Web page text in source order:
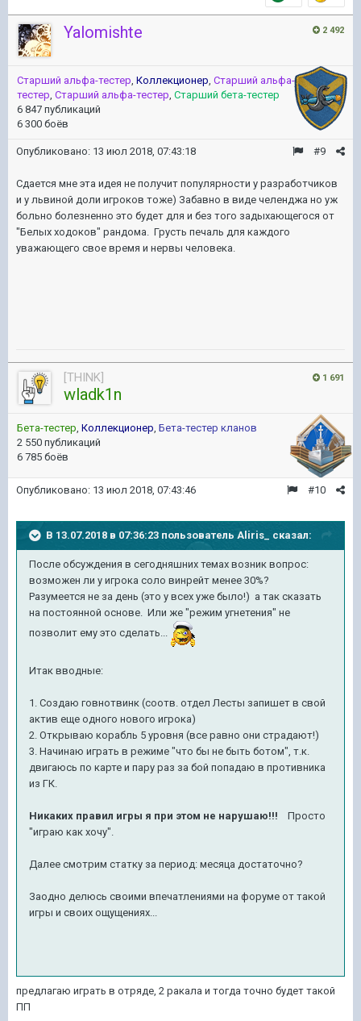
2 492
Yalomishte
Старший альфа-тестер Коллекционер Старший альфа-
тестер Старший альфа-тестер Старший бета-тестер
6 847 публикаций
6 300 боёв
#9
Опубликовано: 13 июл 2018, 07:43:18
Сдается мне эта идея не получит популярности у разработчиков
и у львиной доли игроков тоже) Забавно в виде челенджа но уж
больно болезненно это будет для и без того задыхающегося от
"Белых ходоков" рандома. Грусть печаль для каждого
уважающего свое время и нервы человека.
1 691
[THINK]
wladk1n
Бета-тестер Коллекционер Бета-тестер кланов
2 550 публикаций
6 785 боёв
#10
Опубликовано: 13 июл 2018, 07:43:46
В 13.07.2018 в 07:36:23 пользователь Aliris_ сказал:
После обсуждения в сегодняшних темах возник вопрос:
возможен ли у игрока соло винрейт менее 30%?
Разумеется не за день (это у всех уже было!) а так сказать
на постоянной основе. Или же "режим угнетения" не
позволит ему это сделать...
Итак вводные:
1. Создаю говнотвинк (соотв. отдел Лесты запишет в свой
актив еще одного нового игрока)
2. Открываю корабль 5 уровня (все равно они страдают!)
3. Начинаю играть в режиме "что бы не быть ботом", т.к.
двигаюсь по карте и пару раз за бой попадаю в противника
из ГК.
Никаких правил игры я при этом не нарушаю!!! Просто
"играю как хочу".
Далее смотрим статку за период: месяца достаточно?
Заодно делюсь своими впечатлениями на форуме от такой
игры и своих ощущениях...
предлагаю играть в отряде, 2 ракала и тогда точно будет такой
ПП